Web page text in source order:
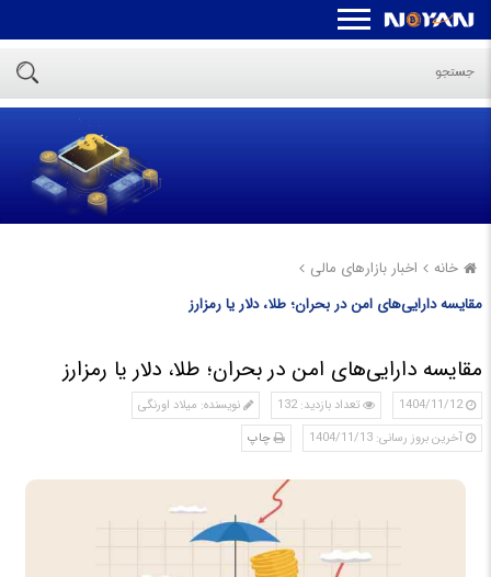
خانه
اخبار بازارهای مالی
مقایسه دارایی‌های امن در بحران؛ طلا، دلار یا رمزارز
مقایسه دارایی‌های امن در بحران؛ طلا، دلار یا رمزارز
1404/11/12 تعداد بازدید: 132
نویسنده: میلاد اورنگی
آخرین بروز رسانی: 1404/11/13
چاپ